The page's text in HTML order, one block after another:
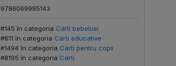
9786069995143
#145 în categoria Carti bebelusi
#611 în categoria Carti educative
#1494 în categoria Carti pentru copii
#8195 în categoria Carti